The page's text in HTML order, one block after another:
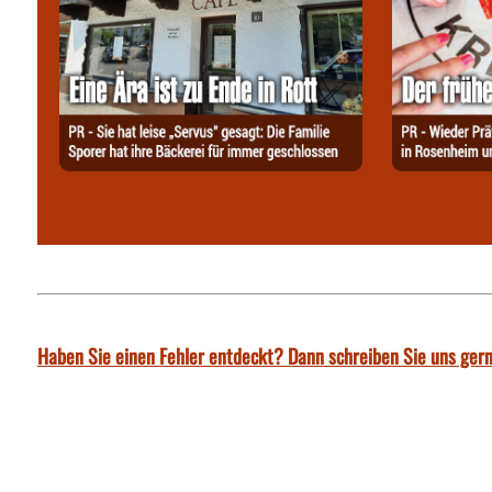
Haben Sie einen Fehler entdeckt? Dann schreiben Sie uns